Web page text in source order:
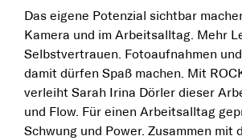
Das eigene Potenzial sichtbar
Kamera und im Arbeitsalltag. Mehr
Selbstvertrauen. Fotoaufnahmen
damit dürfen Spaß machen. Mit
verleiht Sarah Irina Dörler dieser
und Flow. Für einen Arbeitsalltag
Schwung und Power. Zusammen mit